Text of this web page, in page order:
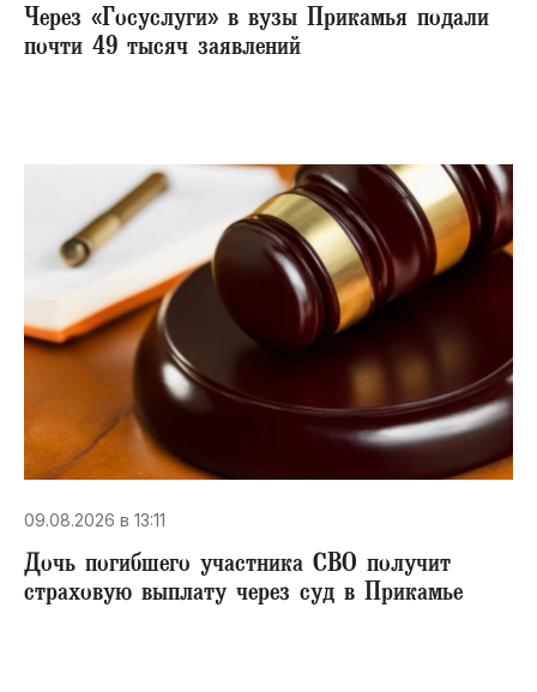
Через «Госуслуги» в вузы Прикамья подали
почти 49 тысяч заявлений
09.08.2026 в 13:11
Дочь погибшего участника СВО получит
страховую выплату через суд в Прикамье